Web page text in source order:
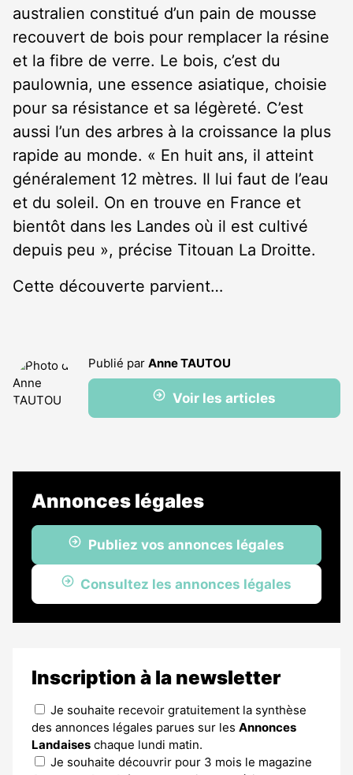
australien constitué d’un pain de mousse
recouvert de bois pour remplacer la résine
et la fibre de verre. Le bois, c’est du
paulownia, une essence asiatique, choisie
pour sa résistance et sa légèreté. C’est
aussi l’un des arbres à la croissance la plus
rapide au monde. « En huit ans, il atteint
généralement 12 mètres. Il lui faut de l’eau
et du soleil. On en trouve en France et
bientôt dans les Landes où il est cultivé
depuis peu », précise Titouan La Droitte.
Cette découverte parvient…
Publié par Anne TAUTOU
Voir les articles
Annonces légales
Publiez vos annonces légales
Consultez les annonces légales
Inscription à la newsletter
Je souhaite recevoir gratuitement la synthèse
des annonces légales parues sur les Annonces
Landaises chaque lundi matin.
Je souhaite découvrir pour 3 mois le magazine